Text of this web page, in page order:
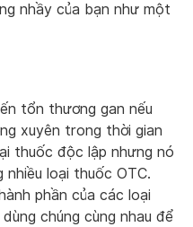
nhầy của bạn như một
tổn thương gan nếu
xuyên trong thời gian
thuốc độc lập nhưng nó
loại thuốc OTC.
phần của các loại
chúng cùng nhau để